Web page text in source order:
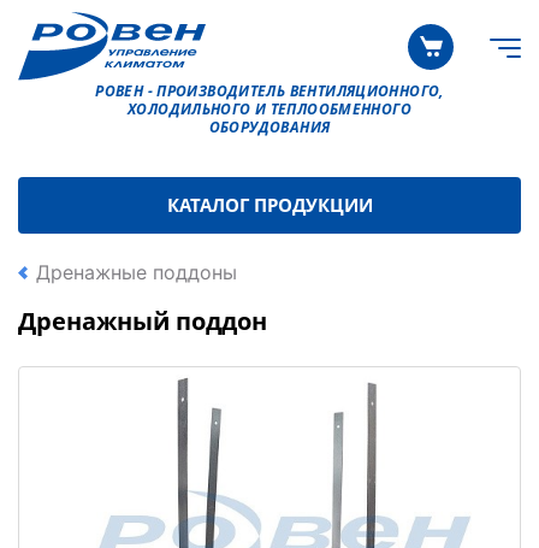
РОВЕН - ПРОИЗВОДИТЕЛЬ ВЕНТИЛЯЦИОННОГО,
ХОЛОДИЛЬНОГО И ТЕПЛООБМЕННОГО
ОБОРУДОВАНИЯ
КАТАЛОГ ПРОДУКЦИИ
Дренажные поддоны
Дренажный поддон